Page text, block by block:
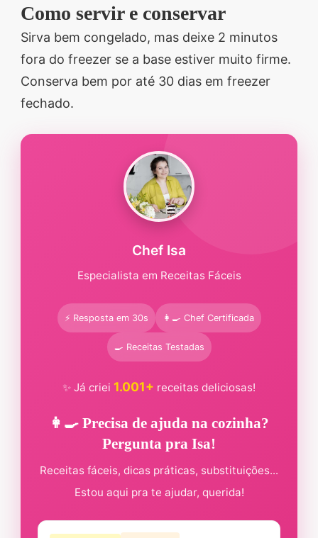
Como servir e conservar
Sirva bem congelado, mas deixe 2 minutos
fora do freezer se a base estiver muito firme.
Conserva bem por até 30 dias em freezer
fechado.
Chef Isa
Especialista em Receitas Fáceis
⚡ Resposta em 30s 👩‍🍳 Chef Certificada
🍳 Receitas Testadas
✨ Já criei 1.001+ receitas deliciosas!
👩‍🍳 Precisa de ajuda na cozinha?
Pergunta pra Isa!
Receitas fáceis, dicas práticas, substituições...
Estou aqui pra te ajudar, querida!